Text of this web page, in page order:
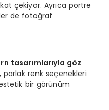
çekiyor. Ayrıca portre
de fotoğraf
tasarımlarıyla göz
renk seçenekleri
bir görünüm